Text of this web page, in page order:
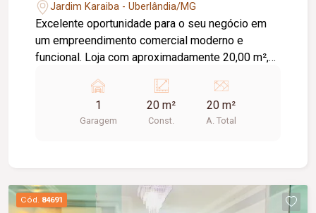
Jardim Karaiba - Uberlândia/MG
Excelente oportunidade para o seu negócio em
um empreendimento comercial moderno e
funcional. Loja com aproximadamente 20,00 m²,
espaço prático, bem estruturado e pronto para
receber clientes. O empreendimento oferece uma
completa infraestrutura compartilhada, contando
comodidade e autonomia para as operações do
dia a dia. Conta ainda com estacionamento
1
Garagem
20 m²
Const.
20 m²
A. Total
Cód. 84691